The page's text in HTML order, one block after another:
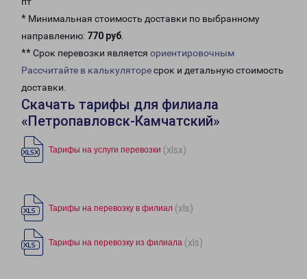
* Минимальная стоимость доставки по выбранному
направлению: 770 руб.
** Срок перевозки является ориентировочным
Рассчитайте в калькуляторесрок и детальную стоимость
доставки.
Скачать тарифы для филиала
«Петропавловск-Камчатский»
Тарифы на услуги перевозки (xlsx)
Тарифы на перевозку в филиал (xls)
Тарифы на перевозку из филиала (xls)